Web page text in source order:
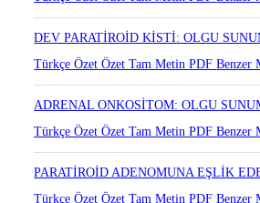
DEĞERLENDİRİLMESİ
Türkçe ÖzetÖzetTam MetinPDFBenzer
DEV PARATİROİD KİSTİ: OLGU
Türkçe ÖzetÖzetTam MetinPDFBenzer
ADRENAL ONKOSİTOM: OLGU
Türkçe ÖzetÖzetTam MetinPDFBenzer